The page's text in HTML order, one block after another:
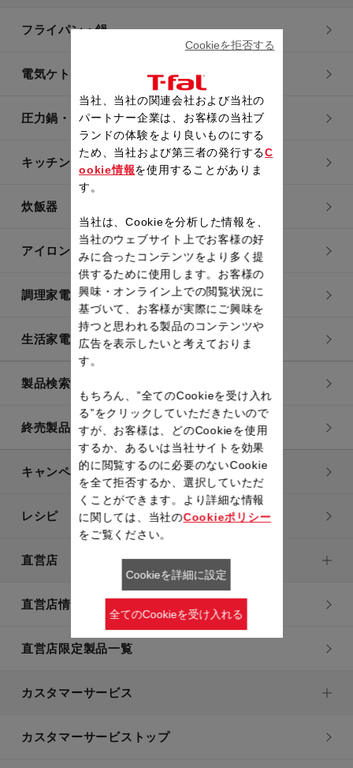
フライパン・鍋
電気ケトル
圧力鍋・電気圧力鍋
キッチン用品
炊飯器
アイロン・衣類スチーマー
調理家電
生活家電
製品検索一覧
終売製品一覧
キャンペーン・特集
レシピ
直営店
直営店情報
直営店限定製品一覧
カスタマーサービス
カスタマーサービストップ
当社、当社の関連会社および当社の
パートナー企業は、お客様の当社ブ
ランドの体験をより良いものにする
ため、当社および第三者の発行するC
ookie情報を使用することがありま
す。
当社は、Cookieを分析した情報を、
当社のウェブサイト上でお客様の好
みに合ったコンテンツをより多く提
供するために使用します。お客様の
興味・オンライン上での閲覧状況に
基づいて、お客様が実際にご興味を
持つと思われる製品のコンテンツや
広告を表示したいと考えておりま
す。
もちろん、”全てのCookieを受け入れ
る”をクリックしていただきたいので
すが、お客様は、どのCookieを使用
するか、あるいは当社サイトを効果
的に閲覧するのに必要のないCookie
を全て拒否するか、選択していただ
くことができます。より詳細な情報
に関しては、当社のCookieポリシー
をご覧ください。
Cookieを拒否する
Cookieを詳細に設定
全てのCookieを受け入れる